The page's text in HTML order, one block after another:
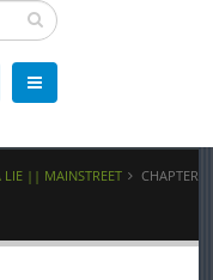
LIE || MAINSTREET CHAPTER